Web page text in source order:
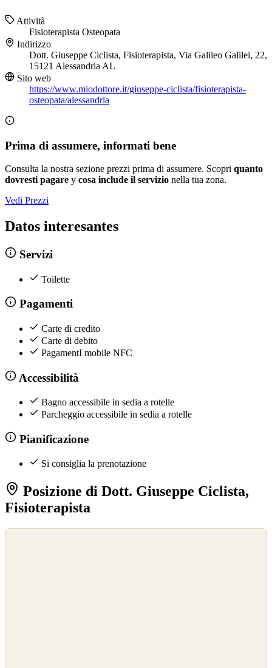
Attività
Fisioterapista Osteopata
Indirizzo
Dott. Giuseppe Ciclista, Fisioterapista, Via Galileo Galilei, 22,
15121 Alessandria AL
Sito web
https://www.miodottore.it/giuseppe-ciclista/fisioterapista-
osteopata/alessandria
Prima di assumere, informati bene
Consulta la nostra sezione prezzi prima di assumere. Scopri quanto
dovresti pagare y cosa include il servizio nella tua zona.
Vedi Prezzi
Datos interesantes
Servizi
Toilette
Pagamenti
Carte di credito
Carte di debito
PagamentI mobile NFC
Accessibilità
Bagno accessibile in sedia a rotelle
Parcheggio accessibile in sedia a rotelle
Pianificazione
Si consiglia la prenotazione
Posizione di Dott. Giuseppe Ciclista,
Fisioterapista